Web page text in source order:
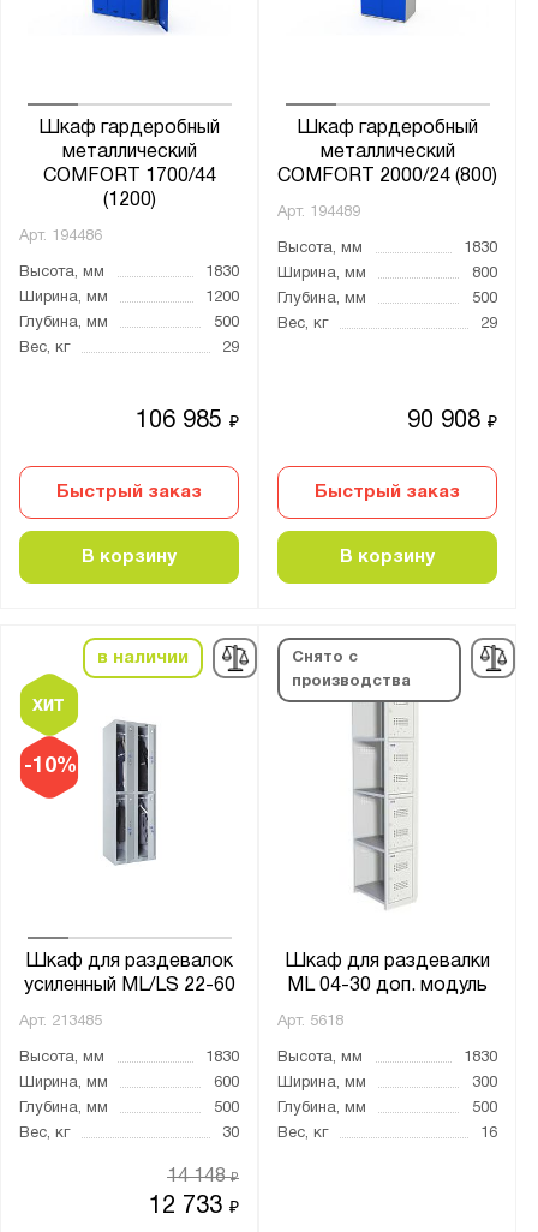
Шкаф гардеробный
металлический
COMFORT 1700/44
(1200)
Арт. 194486
Высота, мм
1830
Ширина, мм
1200
Глубина, мм
500
Вес, кг
29
106 985₽
Быстрый заказ
В корзину
Шкаф гардеробный
металлический
COMFORT 2000/24 (800)
Арт. 194489
Высота, мм
1830
Ширина, мм
800
Глубина, мм
500
Вес, кг
29
90 908₽
Быстрый заказ
В корзину
-10%
в наличии
Шкаф для раздевалок
усиленный ML/LS 22-60
Арт. 213485
Высота, мм
1830
Ширина, мм
600
Глубина, мм
500
Вес, кг
30
12 733₽
14 148₽
Снято с
производства
Шкаф для раздевалки
ML 04-30 доп. модуль
Арт. 5618
Высота, мм
1830
Ширина, мм
300
Глубина, мм
500
Вес, кг
16
ШР
ШРМ
ШРС
ШРЭК
Показать